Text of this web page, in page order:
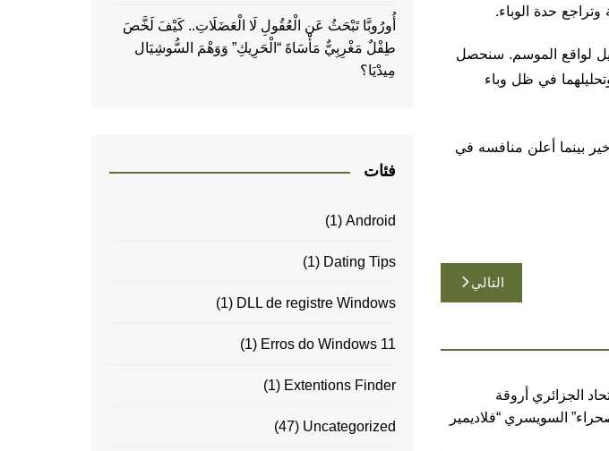
2020 منعزلة ليست أفضل تمثيل لواقع الموسم. سنحصل
بين الموسمين وتحليلهما في ظل وباء
المالي الأخير بينما أعلن منافسه في
التالي
أُورُوبَّا تَبْحَثُ عَنِ الْعُقُولِ لَا الْعَضَلَاتِ.. كَيْفَ لَخَّصَ
طِفْلٌ مَغْرِبِيٌّ مَأْسَاةَ “الْحَرِيكِ” وَوَهْمَ السُّوشِيَال
مِيدْيَا؟
فئات
Android
(1)
Dating Tips
(1)
DLL de registre Windows
(1)
Erros do Windows 11
(1)
Extentions Finder
(1)
Uncategorized
(47)